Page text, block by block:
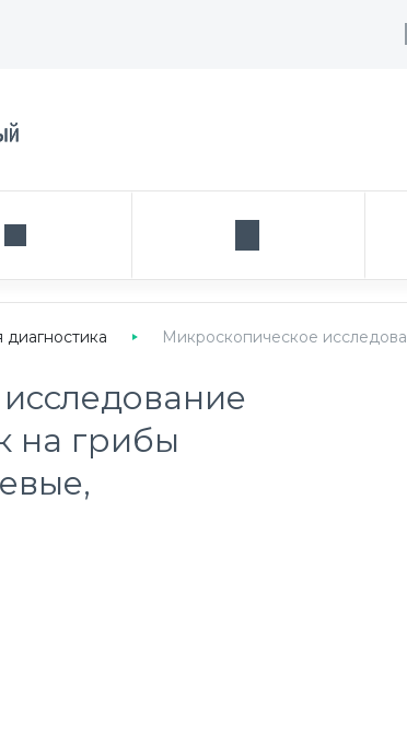
Поиск услуги, направления или врача
Микроскопическое
на грибы